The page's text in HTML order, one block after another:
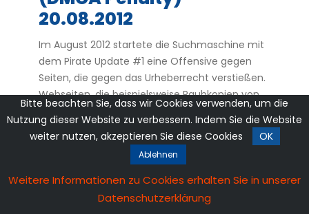
20.08.2012
Im August 2012 startete die Suchmaschine mit
dem Pirate Update #1 eine Offensive gegen
Seiten, die gegen das Urheberrecht verstießen.
Webseiten, die beispielsweise Raubkopien von
Filmen oder Musik anboten, wurden im
Suchindex stark abgestuft oder komplett
daraus gestrichen. Vertrauenswürdige Seiten
profitierten dadurch mit einer Aufwertung und
einem Anstieg im Ranking.
2012 Panda Update #17 -
Bitte beachten Sie, dass wir Cookies verwenden, um die
Nutzung dieser Website zu verbessern. Indem Sie die Website
weiter nutzen, akzeptieren Sie diese Cookies
OK
Ablehnen
Weitere Informationen zu Cookies erhalten Sie in unserer
Datenschutzerklärung